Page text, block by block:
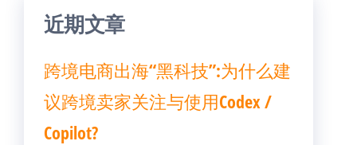
近期文章
跨境电商出海“黑科技”:为什么建
议跨境卖家关注与使用Codex /
Copilot?